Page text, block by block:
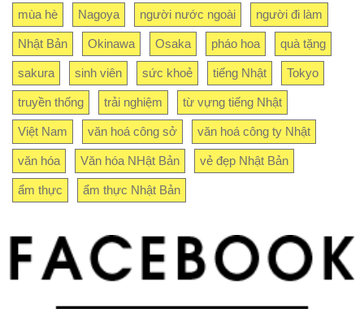
mùa hè Nagoya người nước ngoài người đi làm
Nhật Bản Okinawa Osaka pháo hoa quà tặng
sakura sinh viên sức khoẻ tiếng Nhật Tokyo
truyền thống trải nghiệm từ vựng tiếng Nhật
Việt Nam văn hoá công sở văn hoá công ty Nhật
văn hóa Văn hóa NHật Bản vẻ đẹp Nhật Bản
ẩm thực ẩm thực Nhật Bản